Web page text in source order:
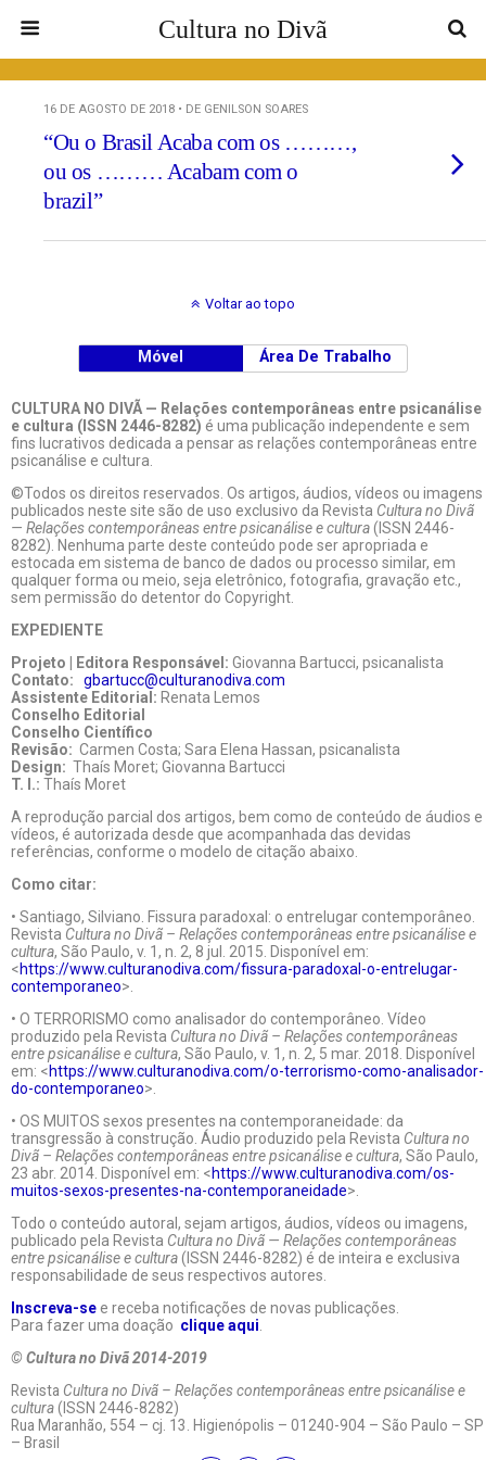
Cultura no Divã
16 DE AGOSTO DE 2018 • DE GENILSON SOARES
“Ou o Brasil Acaba com os ………,
ou os ……… Acabam com o
brazil”
Voltar ao topo
Móvel Área De Trabalho
CULTURA NO DIVÃ — Relações contemporâneas entre psicanálise
e cultura (ISSN 2446-8282) é uma publicação independente e sem
fins lucrativos dedicada a pensar as relações contemporâneas entre
psicanálise e cultura.
©Todos os direitos reservados. Os artigos, áudios, vídeos ou imagens
publicados neste site são de uso exclusivo da Revista Cultura no Divã
— Relações contemporâneas entre psicanálise e cultura(ISSN 2446-
8282). Nenhuma parte deste conteúdo pode ser apropriada e
estocada em sistema de banco de dados ou processo similar, em
qualquer forma ou meio, seja eletrônico, fotografia, gravação etc.,
sem permissão do detentor do Copyright.
EXPEDIENTE
Projeto | Editora Responsável: Giovanna Bartucci, psicanalista
Contato: gbartucc@culturanodiva.com
Assistente Editorial: Renata Lemos
Conselho Editorial
Conselho Científico
Revisão: Carmen Costa; Sara Elena Hassan, psicanalista
Design: Thaís Moret; Giovanna Bartucci
T. I.: Thaís Moret
A reprodução parcial dos artigos, bem como de conteúdo de áudios e
vídeos, é autorizada desde que acompanhada das devidas
referências, conforme o modelo de citação abaixo.
Como citar:
• Santiago, Silviano. Fissura paradoxal: o entrelugar contemporâneo.
Revista Cultura no Divã – Relações contemporâneas entre psicanálise e
cultura, São Paulo, v. 1, n. 2, 8 jul. 2015. Disponível em:
<https://www.culturanodiva.com/fissura-paradoxal-o-entrelugar-
contemporaneo>.
• O TERRORISMO como analisador do contemporâneo. Vídeo
produzido pela Revista Cultura no Divã – Relações contemporâneas
entre psicanálise e cultura, São Paulo, v. 1, n. 2, 5 mar. 2018. Disponível
em: <https://www.culturanodiva.com/o-terrorismo-como-analisador-
do-contemporaneo>.
• OS MUITOS sexos presentes na contemporaneidade: da
transgressão à construção. Áudio produzido pela Revista Cultura no
Divã – Relações contemporâneas entre psicanálise e cultura, São Paulo,
23 abr. 2014. Disponível em: <https://www.culturanodiva.com/os-
muitos-sexos-presentes-na-contemporaneidade>.
Todo o conteúdo autoral, sejam artigos, áudios, vídeos ou imagens,
publicado pela Revista Cultura no Divã — Relações contemporâneas
entre psicanálise e cultura(ISSN 2446-8282) é de inteira e exclusiva
responsabilidade de seus respectivos autores.
Inscreva-se e receba notificações de novas publicações.
Para fazer uma doação clique aqui
© Cultura no Divã 2014-2019
Revista Cultura no Divã – Relações contemporâneas entre psicanálise e
cultura(ISSN 2446-8282)
Rua Maranhão, 554 – cj. 13. Higienópolis – 01240-904 – São Paulo – SP
– Brasil